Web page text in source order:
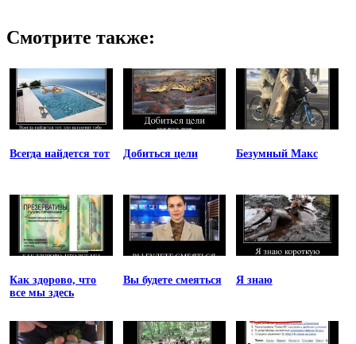
Смотрите также:
Всегда найдется тот Добиться цели Безумный Макс
Как здорово, что
все мы здесь
Вы будете смеяться Я знаю